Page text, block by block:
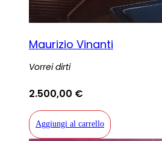
Maurizio Vinanti
Vorrei dirti
2.500,00 €
Aggiungi al carrello